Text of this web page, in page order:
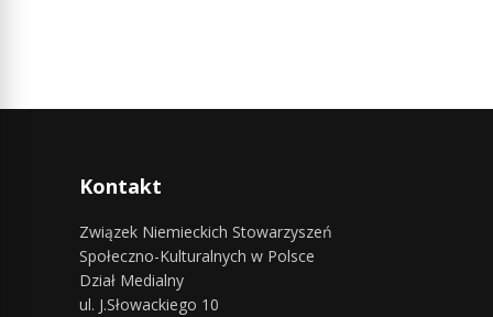
Kontakt
Związek Niemieckich Stowarzyszeń
Społeczno-Kulturalnych w Polsce
Dział Medialny
ul. J.Słowackiego 10